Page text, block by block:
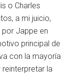
o Charles
a mi juicio,
Jappe en
principal de
con la mayoría
la